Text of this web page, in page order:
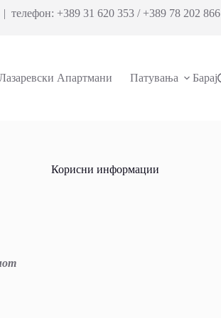
телефон: +389 31 620 353 / +389 78 202 866
Апартмани Патувања Барај
Корисни информации